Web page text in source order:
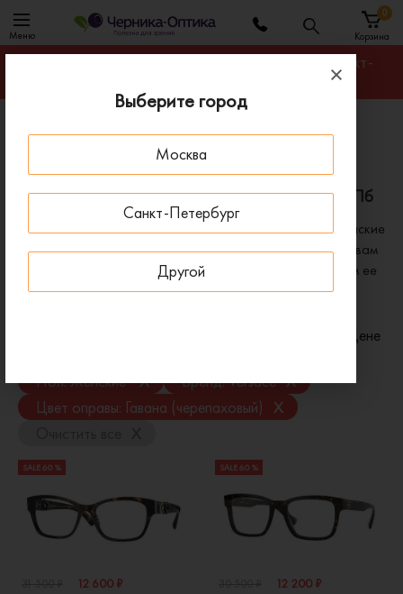
Выберите город
Москва
Санкт-Петербург
Другой
Меню Корзина
0
Гарантируем лучшую цену на любую оправу в Санкт-
Главная
Оправы для очков
Оправы женские черепаховые Versace
Женские черепаховые оправы для очков Versace в СПб
В нашем ассортименте представлены оригинальные женские
черепаховые оправы Versace. Если вы не нашли нужной вам
модели у нас на сайте, свяжитесь с нами, и мы привезем ее
специально для вас.
Цене
Пол: Женские x Бренд: Versace x
Цвет оправы: Гавана (черепаховый) x
SALE 60 %
12 600 ₽
SALE 60 %
12 200 ₽